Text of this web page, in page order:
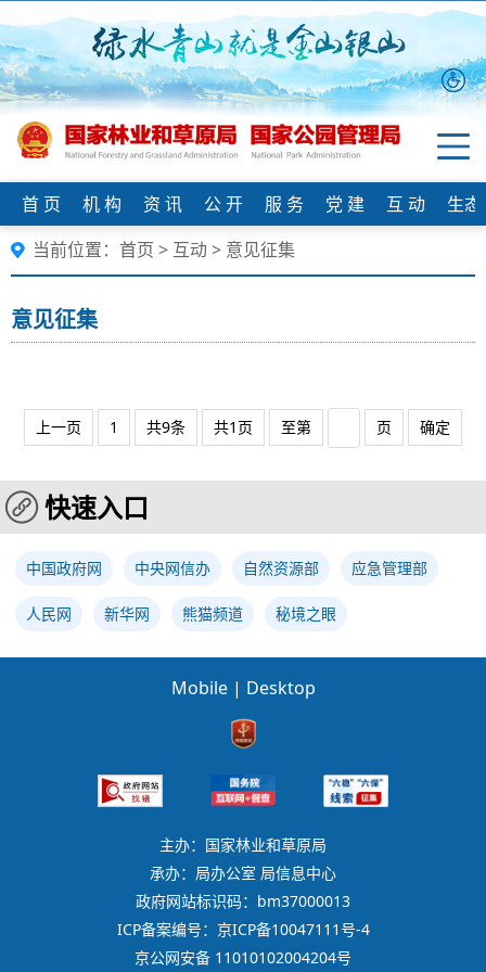
首 页 机 构 资 讯 公 开 服 务 党 建 互 动
生
当前位置： 首页 >互动 > 意见征集
意见征集
上一页 1 共9条 共1页 至第 页 确定
快速入口
中国政府网 中央网信办 自然资源部 应急管理部
人民网 新华网 熊猫频道 秘境之眼
Mobile | Desktop
主办：国家林业和草原局
承办：局办公室 局信息中心
政府网站标识码：bm37000013
ICP备案编号：京ICP备10047111号-4
京公网安备 11010102004204号